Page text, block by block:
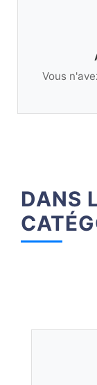
Vous
DANS